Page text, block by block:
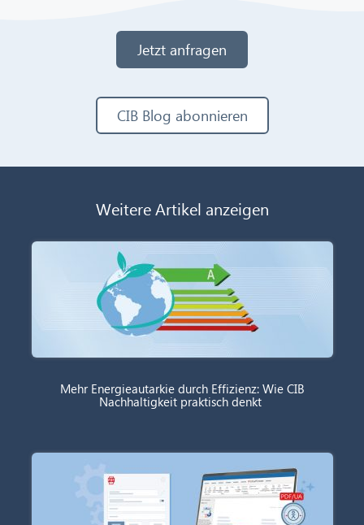
Jetzt anfragen
CIB Blog abonnieren
Weitere Artikel anzeigen
Mehr Energieautarkie durch Effizienz: Wie CIB
Nachhaltigkeit praktisch denkt